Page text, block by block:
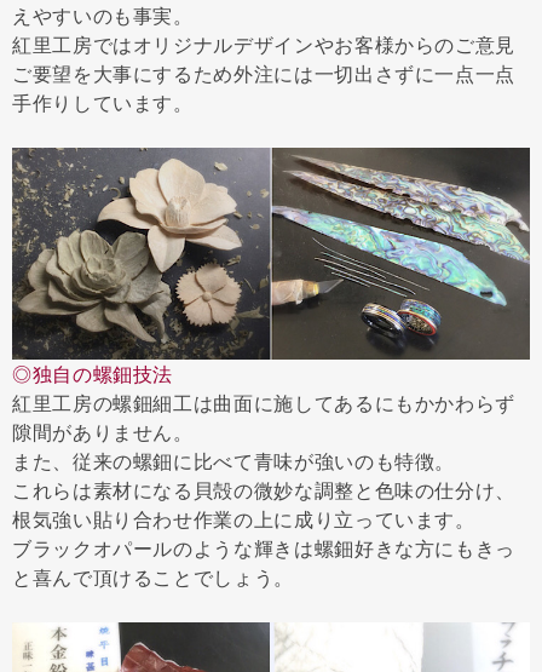
えやすいのも事実。
紅里工房ではオリジナルデザインやお客様からのご意見
ご要望を大事にするため外注には一切出さずに一点一点
手作りしています。
◎独自の螺鈿技法
紅里工房の螺鈿細工は曲面に施してあるにもかかわらず
隙間がありません。
また、従来の螺鈿に比べて青味が強いのも特徴。
これらは素材になる貝殻の微妙な調整と色味の仕分け、
根気強い貼り合わせ作業の上に成り立っています。
ブラックオパールのような輝きは螺鈿好きな方にもきっ
と喜んで頂けることでしょう。